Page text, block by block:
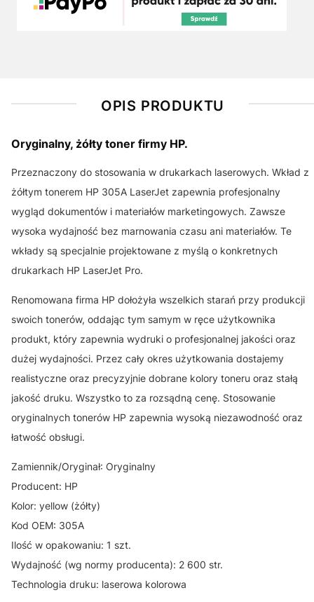
OPIS PRODUKTU
Oryginalny, żółty toner firmy HP.
Przeznaczony do stosowania w drukarkach laserowych. Wkład z
żółtym tonerem HP 305A LaserJet zapewnia profesjonalny
wygląd dokumentów i materiałów marketingowych. Zawsze
wysoka wydajność bez marnowania czasu ani materiałów. Te
wkłady są specjalnie projektowane z myślą o konkretnych
drukarkach HP LaserJet Pro.
Renomowana firma HP dołożyła wszelkich starań przy produkcji
swoich tonerów, oddając tym samym w ręce użytkownika
produkt, który zapewnia wydruki o profesjonalnej jakości oraz
dużej wydajności. Przez cały okres użytkowania dostajemy
realistyczne oraz precyzyjnie dobrane kolory toneru oraz stałą
jakość druku. Wszystko to za rozsądną cenę. Stosowanie
oryginalnych tonerów HP zapewnia wysoką niezawodność oraz
łatwość obsługi.
Zamiennik/Oryginał: Oryginalny
Producent: HP
Kolor: yellow (żółty)
Kod OEM: 305A
Ilość w opakowaniu: 1 szt.
Wydajność (wg normy producenta): 2 600 str.
Technologia druku: laserowa kolorowa